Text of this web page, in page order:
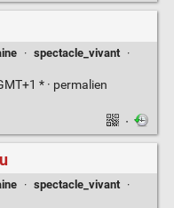
· spectacle_vivant
·
* · permalien
·
· spectacle_vivant
·